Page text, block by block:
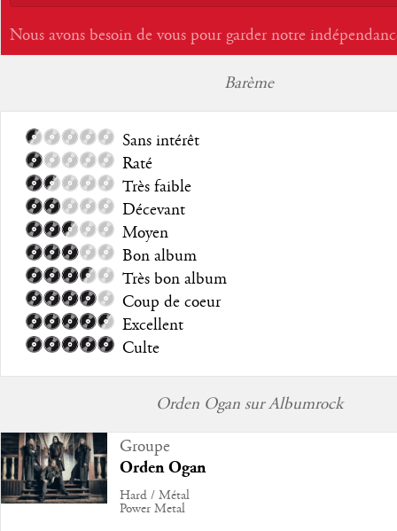
Nous avons besoin de vous pour garder notre
Barème
Sans intérêt
Raté
Très faible
Décevant
Moyen
Bon album
Très bon album
Coup de coeur
Excellent
Culte
Orden Ogan sur Albumrock
Groupe
Orden Ogan
Hard / Métal
Power Metal